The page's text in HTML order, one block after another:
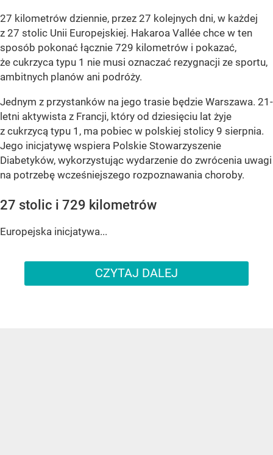
27 kilometrów dziennie, przez 27 kolejnych dni, w każdej
z 27 stolic Unii Europejskiej. Hakaroa Vallée chce w ten
sposób pokonać łącznie 729 kilometrów i pokazać,
że cukrzyca typu 1 nie musi oznaczać rezygnacji ze sportu,
ambitnych planów ani podróży.
Jednym z przystanków na jego trasie będzie Warszawa. 21-
letni aktywista z Francji, który od dziesięciu lat żyje
z cukrzycą typu 1, ma pobiec w polskiej stolicy 9 sierpnia.
Jego inicjatywę wspiera Polskie Stowarzyszenie
Diabetyków, wykorzystując wydarzenie do zwrócenia uwagi
na potrzebę wcześniejszego rozpoznawania choroby.
27 stolic i 729 kilometrów
Europejska inicjatywa...
CZYTAJ DALEJ